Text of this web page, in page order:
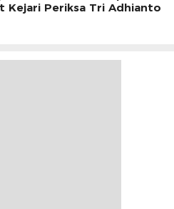
Kejari Periksa Tri Adhianto